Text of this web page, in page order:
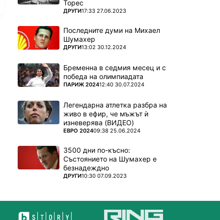
Торес
ПОВЕЧЕ ОТ
ДРУГИ17:33 27.06.2023
Последните думи на Михаел
Шумахер
ПОВЕЧЕ ОТ
ДРУГИ13:02 30.12.2024
Бременна в седмия месец и с
победа на олимпиадата
ПОВЕЧЕ ОТ
ПАРИЖ 202412:40 30.07.2024
Легендарна атлетка разбра на
живо в ефир, че мъжът ѝ
изневерява (ВИДЕО)
ПОВЕЧЕ ОТ
ЕВРО 202409:38 25.06.2024
3500 дни по-късно:
Състоянието на Шумахер е
безнадеждно
ПОВЕЧЕ ОТ
ДРУГИ10:30 07.09.2023